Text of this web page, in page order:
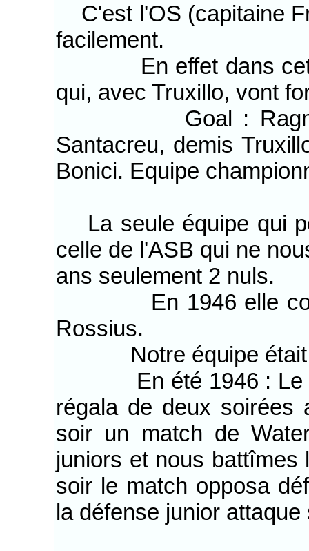
C'est l'OS (capitaine
facilement.
En effet dans cette
qui, avec Truxillo, vont
Goal : Ragno dit
Santacreu, demis
Bonici. Equipe
La seule équipe qui
celle de l'ASB qui ne
ans seulement 2 nuls.
En 1946 elle
Rossius.
Notre équipe était
En été 1946 : Le
régala de deux soirées
soir un match de
juniors et nous
soir le match opposa
la défense junior attaque